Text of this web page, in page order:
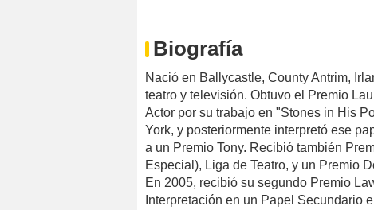
Biografía
Nació en Ballycastle, County Antrim,
teatro y televisión. Obtuvo el Premio
Actor por su trabajo en "Stones in His
York, y posteriormente interpretó ese
a un Premio Tony. Recibió también
Especial), Liga de Teatro, y un Premio
En 2005, recibió su segundo Premio
Interpretación en un Papel Secundario